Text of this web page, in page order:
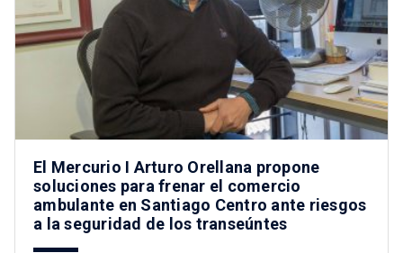
El Mercurio I Arturo Orellana propone
soluciones para frenar el comercio
ambulante en Santiago Centro ante riesgos
a la seguridad de los transeúntes